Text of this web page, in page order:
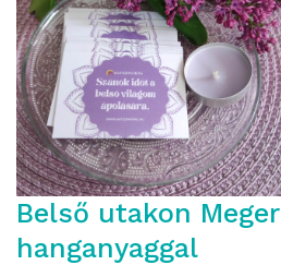
Belső utakon
hanganyaggal